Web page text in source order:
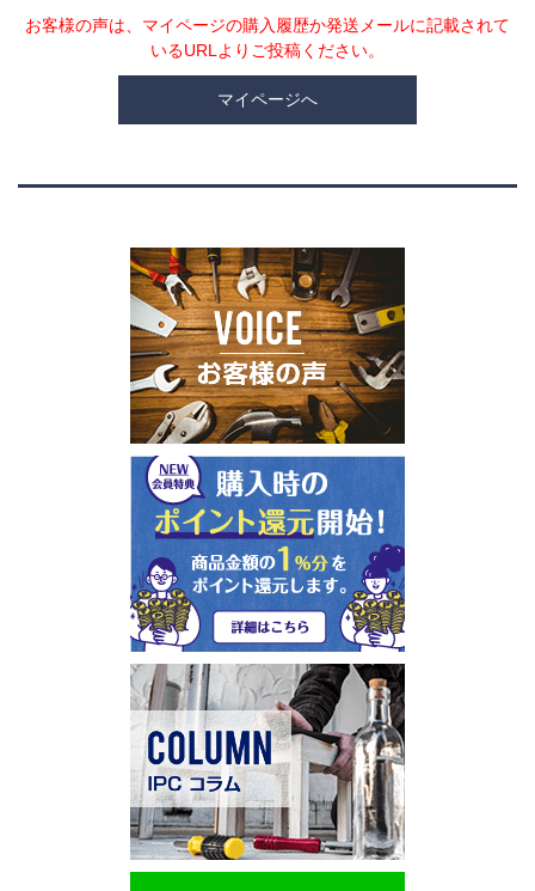
お客様の声は、マイページの購入履歴か発送メールに記載されて
いるURLよりご投稿ください。
マイページへ